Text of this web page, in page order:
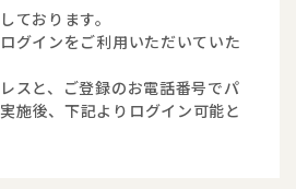
ております。
グインをご利用いただいていた
スと、ご登録のお電話番号でパ
施後、下記よりログイン可能と